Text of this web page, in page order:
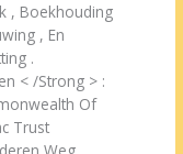
, Boekhouding
, En
.
< /Strong > :
Of
Trust